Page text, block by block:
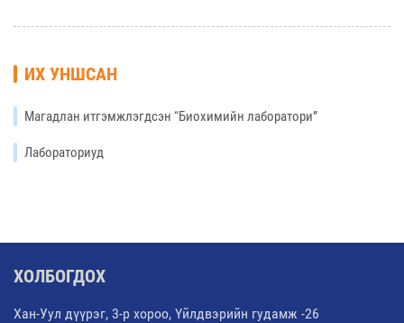
ИХ УНШСАН
Магадлан итгэмжлэгдсэн “Биохимийн лаборатори”
Лабораториуд
ХОЛБОГДОХ
Хан-Уул дүүрэг, 3-р хороо, Үйлдвэрийн гудамж -26